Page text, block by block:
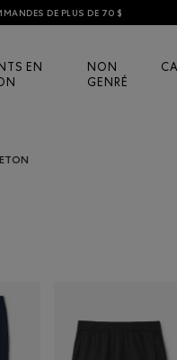
DE PLUS DE 70 $
EN
NON
GENRÉ